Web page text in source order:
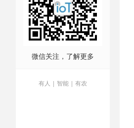
微信关注，了解更多
有人 | 智能 | 有农